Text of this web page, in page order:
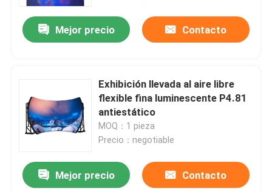
Mejor precio Contacto
Exhibición llevada al aire libre
flexible fina luminescente P4.81
antiestático
MOQ：1 pieza
Precio：negotiable
Mejor precio Contacto